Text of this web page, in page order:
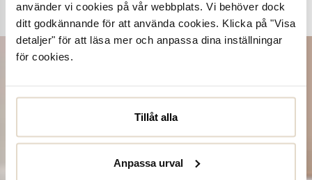
använder vi cookies på vår webbplats. Vi behöver dock
ditt godkännande för att använda cookies. Klicka på "Visa
detaljer" för att läsa mer och anpassa dina inställningar
för cookies.
Tillåt alla
Anpassa urval
Dasia K.Cobler Novita